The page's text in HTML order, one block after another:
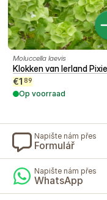
Moluccella laevis
Klokken van Ierland
€1 89
Op voorraad
Napište nám přes
Formulář
Napište nám přes
WhatsApp